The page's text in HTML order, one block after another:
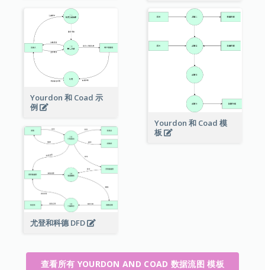
Yourdon 和 Coad 示
例
Yourdon 和 Coad 模
板
尤登和科德 DFD
查看所有 YOURDON AND COAD 数据流图 模板